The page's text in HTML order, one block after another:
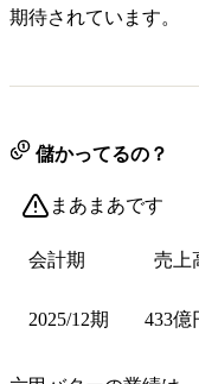
期待されています。
儲かってるの？
まあまあです
会計期 売上
2025/12期 433億